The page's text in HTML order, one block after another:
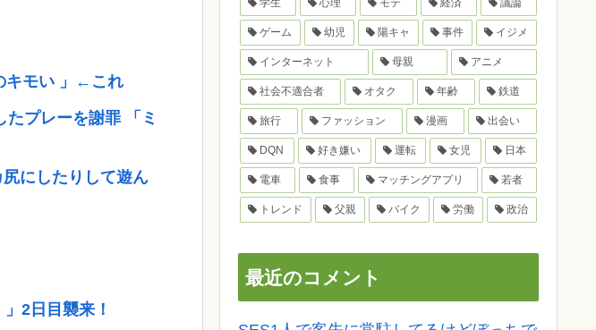
キモい 」←これ
たプレーを謝罪 「ミ
にしたりして遊ん
2日目襲来！
学生 心理 モテ 経済 議論
ゲーム 幼児 陽キャ 事件 イジメ
インターネット 母親 アニメ
社会不適合者 オタク 年齢 鉄道
旅行 ファッション 漫画 出会い
DQN 好き嫌い 運転 女児 日本
電車 食事 マッチングアプリ 若者
トレンド 父親 バイク 労働 政治
最近のコメント